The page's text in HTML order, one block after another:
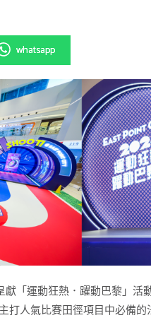
whatsapp
獻「運動狂熱．躍動巴黎」
打人氣比賽田徑項目中必備